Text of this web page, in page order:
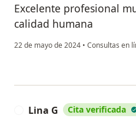
Excelente profesional
calidad humana
22 de mayo de 2024 • Consultas en
Lina G Cita verificada